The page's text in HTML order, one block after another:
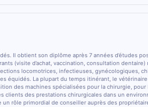
Il obtient son diplôme après 7 années d’études
(visite d’achat, vaccination, consultation dentaire)
locomotrices, infectieuses, gynécologiques,
équidés. La plupart du temps itinérant, le
des machines spécialisées pour la chirurgie,
clients des prestations chirurgicales dans un
rôle primordial de conseiller auprès des